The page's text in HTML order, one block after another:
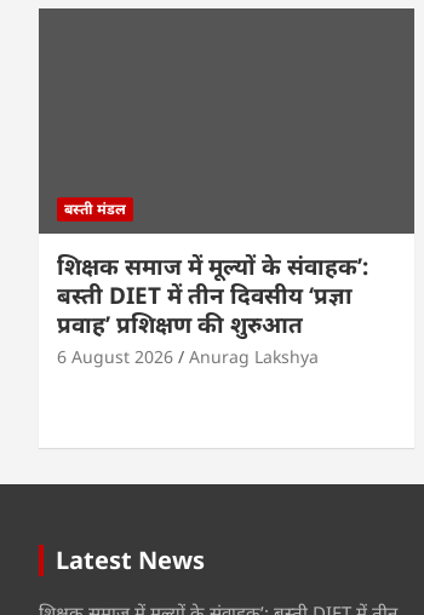
बस्ती मंडल
शिक्षक समाज में मूल्यों के संवाहक’:
बस्ती DIET में तीन दिवसीय ‘प्रज्ञा
प्रवाह’ प्रशिक्षण की शुरुआत
6 August 2026 Anurag Lakshya
Latest News